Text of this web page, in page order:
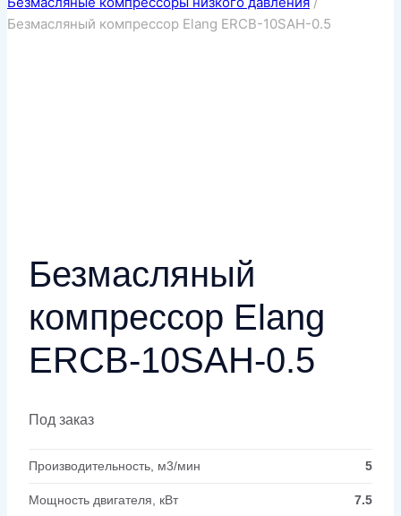
Безмасляный компрессор Elang ERCB-10SAH-0.5
Безмасляный
компрессор Elang
ERCB-10SAH-0.5
Под заказ
Производительность, м3/мин 5
Мощность двигателя, кВт 7.5